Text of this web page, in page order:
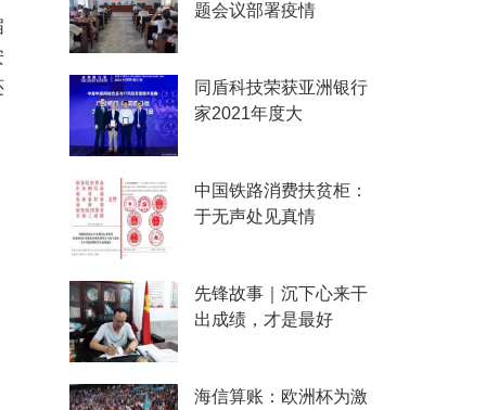
题会议部署疫情
同盾科技荣获亚洲银行
家2021年度大
中国铁路消费扶贫柜：
于无声处见真情
先锋故事｜沉下心来干
出成绩，才是最好
海信算账：欧洲杯为激